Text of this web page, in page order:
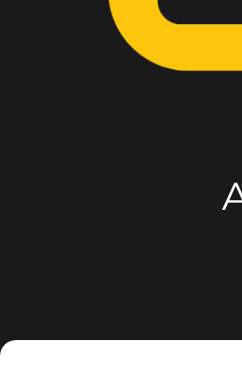
Most Popular